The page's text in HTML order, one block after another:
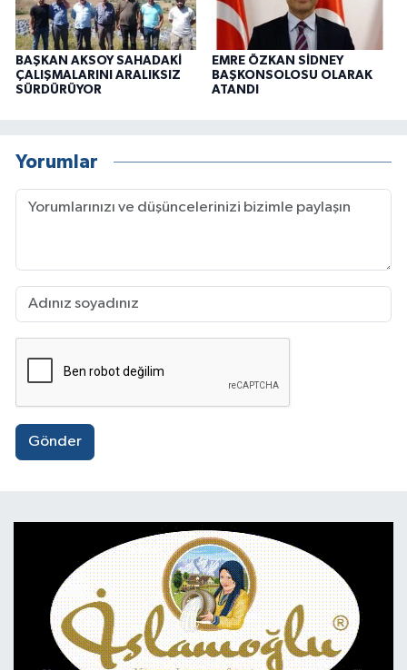
BAŞKAN AKSOY SAHADAKİ
ÇALIŞMALARINI ARALIKSIZ
SÜRDÜRÜYOR
EMRE ÖZKAN SİDNEY
BAŞKONSOLOSU OLARAK
ATANDI
Yorumlar
Gönder